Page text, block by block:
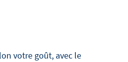
votre goût, avec le